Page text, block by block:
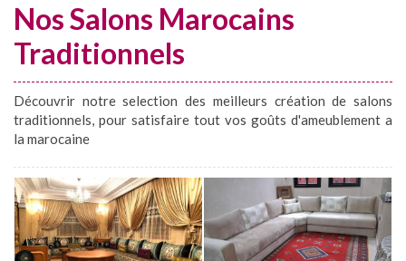
Nos Salons Marocains
Traditionnels
Découvrir notre selection des meilleurs création de salons
traditionnels, pour satisfaire tout vos goûts d'ameublement a
la marocaine